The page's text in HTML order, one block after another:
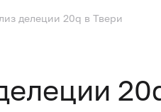
делеции 20q в Твери